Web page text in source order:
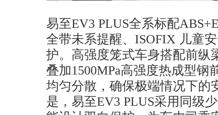
易至EV3 PLUS全系标配
全带未系提醒、ISOFIX 儿童
护。高强度笼式车身搭配前纵
叠加1500MPa高强度热成型钢
均匀分散，确保极端情况下的
是，易至EV3 PLUS采用同级